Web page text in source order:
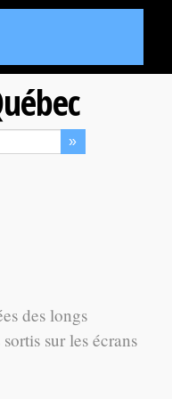
des longs
sur les écrans